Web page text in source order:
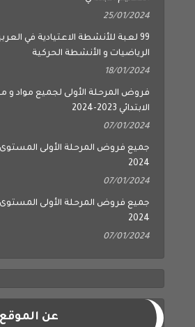
25/01/2024
99 لعبة للأنشطة الاعتيادية في
الرياضيات و الأنشطة الحركية
18/01/2024
فروض المرحلة الأولى لجميع مواد و
الابتدائي 2023-2024
07/01/2024
2024
07/01/2024
2024
07/01/2024
عن الموقع